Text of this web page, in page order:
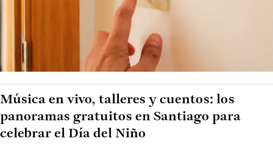
Música en vivo, talleres y cuentos: los
panoramas gratuitos en Santiago para
celebrar el Día del Niño